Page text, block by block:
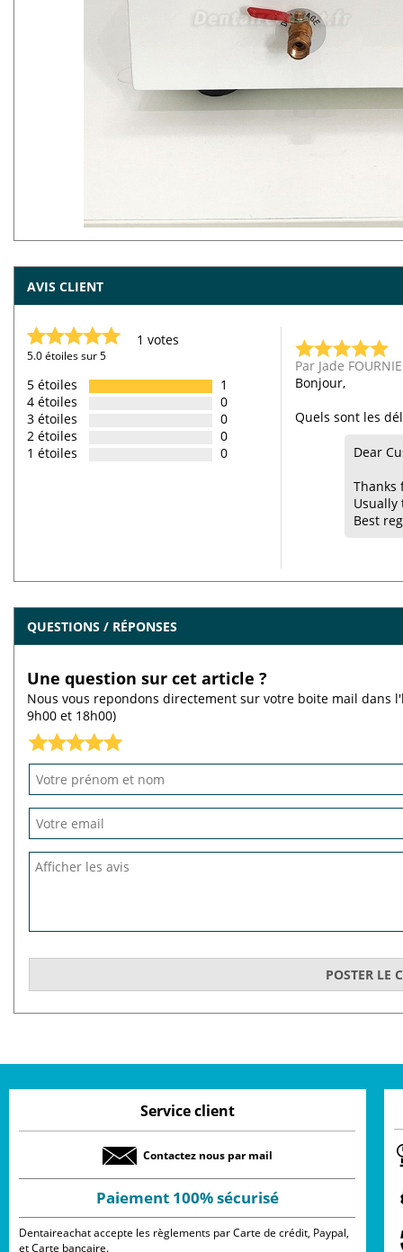
AVIS CLIENT
1 votes
5.0 étoiles sur 5
5 étoiles
1
4 étoiles
0
3 étoiles
0
2 étoiles
0
1 étoiles
0
Par Jade
Bonjour,
Quels sont les
Dear
Thanks
Usually
Best
QUESTIONS / RÉPONSES
Une question sur cet article ?
Nous vous repondons directement sur votre boite mail
9h00 et 18h00)
Service client
Contactez nous par mail
Paiement 100% sécurisé
Dentaireachat accepte les règlements par Carte de crédit, Paypal,
et Carte bancaire.